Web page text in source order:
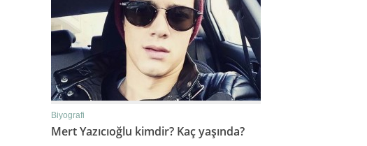
Biyografi
Mert Yazıcıoğlu kimdir? Kaç yaşında?